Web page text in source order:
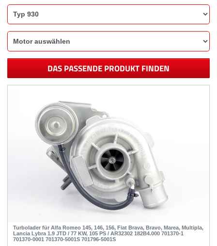
DAS PASSENDE PRODUKT FINDEN
Turbolader für Alfa Romeo 145, 146, 156, Fiat Brava, Bravo, Marea, Multipla,
Lancia Lybra 1.9 JTD / 77 KW, 105 PS / AR32302 182B4.000 701370-1
701370-0001 701370-5001S 701796-5001S